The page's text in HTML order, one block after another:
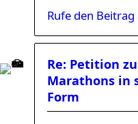
Rufe den Beitrag
Re: Petition
Marathons in
Form